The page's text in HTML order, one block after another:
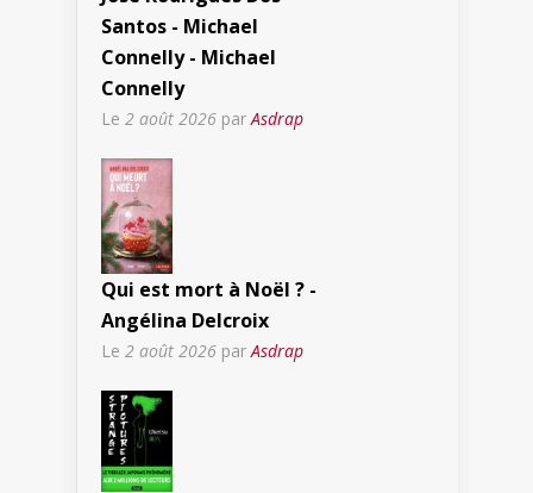
Santos - Michael
Connelly - Michael
Connelly
Le 2 août 2026 parAsdrap
Qui est mort à Noël ? -
Angélina Delcroix
Le 2 août 2026 par Asdrap